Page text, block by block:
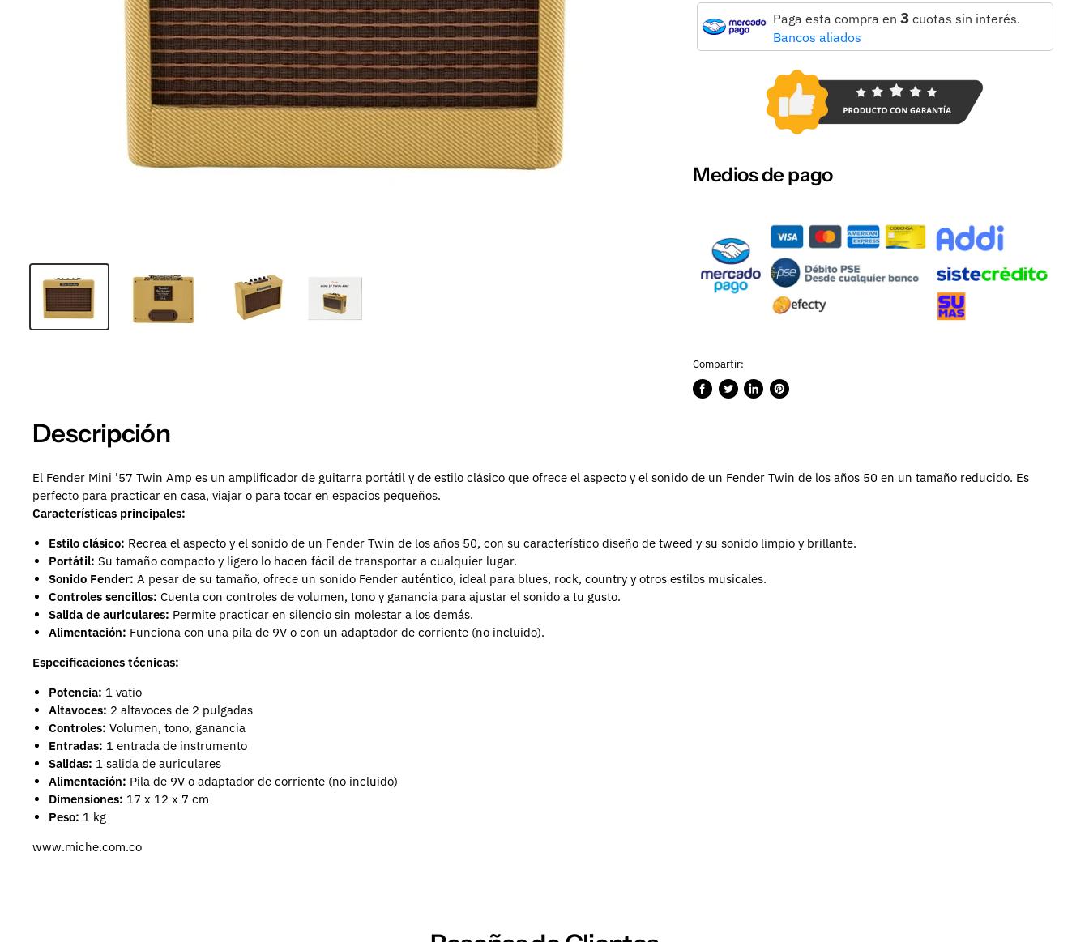
Paga esta compra en 3cuotas sin interés.
Bancos aliados
Medios de pago
Compartir:
CompartirPublicarCompartirGuardar
Descripción
El Fender Mini '57 Twin Amp es un amplificador de guitarra portátil y de estilo clásico que ofrece el aspecto y el sonido de un Fender Twin de los años 50 en un tamaño reducido. Es
perfecto para practicar en casa, viajar o para tocar en espacios pequeños.
Características principales:
Estilo clásico: Recrea el aspecto y el sonido de un Fender Twin de los años 50, con su característico diseño de tweed y su sonido limpio y brillante.
Portátil: Su tamaño compacto y ligero lo hacen fácil de transportar a cualquier lugar.
Sonido Fender: A pesar de su tamaño, ofrece un sonido Fender auténtico, ideal para blues, rock, country y otros estilos musicales.
Controles sencillos: Cuenta con controles de volumen, tono y ganancia para ajustar el sonido a tu gusto.
Salida de auriculares: Permite practicar en silencio sin molestar a los demás.
Alimentación: Funciona con una pila de 9V o con un adaptador de corriente (no incluido).
Especificaciones técnicas:
Potencia: 1 vatio
Altavoces: 2 altavoces de 2 pulgadas
Controles: Volumen, tono, ganancia
Entradas: 1 entrada de instrumento
Salidas: 1 salida de auriculares
Alimentación: Pila de 9V o adaptador de corriente (no incluido)
Dimensiones: 17 x 12 x 7 cm
Peso: 1 kg
www.miche.com.co